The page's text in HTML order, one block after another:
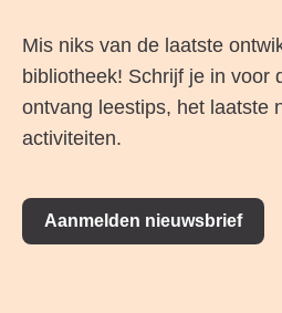
Mis niks van de laatste
bibliotheek! Schrijf je in voor
ontvang leestips, het laatste
activiteiten.
Aanmelden nieuwsbrief